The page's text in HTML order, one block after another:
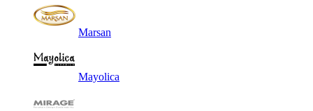
Marsan
Mayolica